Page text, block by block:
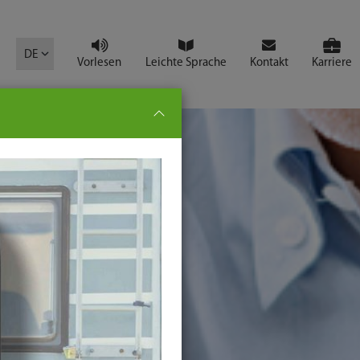
DE
Vorlesen Leichte Sprache Kontakt Karriere